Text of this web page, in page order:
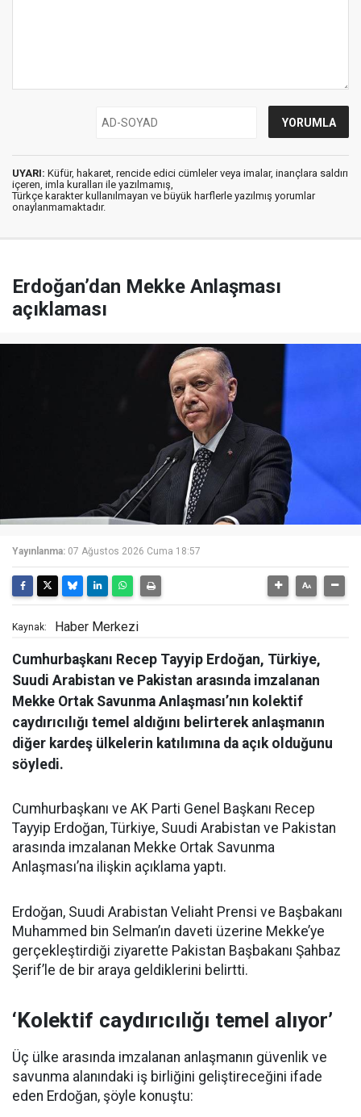
UYARI: Küfür, hakaret, rencide edici cümleler veya imalar, inançlara saldırı
içeren, imla kuralları ile yazılmamış,
Türkçe karakter kullanılmayan ve büyük harflerle yazılmış yorumlar
onaylanmamaktadır.
Erdoğan’dan Mekke Anlaşması
açıklaması
Yayınlanma: 07 Ağustos 2026 Cuma 18:57
Kaynak: Haber Merkezi
Cumhurbaşkanı Recep Tayyip Erdoğan, Türkiye,
Suudi Arabistan ve Pakistan arasında imzalanan
Mekke Ortak Savunma Anlaşması’nın kolektif
caydırıcılığı temel aldığını belirterek anlaşmanın
diğer kardeş ülkelerin katılımına da açık olduğunu
söyledi.
Cumhurbaşkanı ve AK Parti Genel Başkanı Recep
Tayyip Erdoğan, Türkiye, Suudi Arabistan ve Pakistan
arasında imzalanan Mekke Ortak Savunma
Anlaşması’na ilişkin açıklama yaptı.
Erdoğan, Suudi Arabistan Veliaht Prensi ve Başbakanı
Muhammed bin Selman’ın daveti üzerine Mekke’ye
gerçekleştirdiği ziyarette Pakistan Başbakanı Şahbaz
Şerif’le de bir araya geldiklerini belirtti.
‘Kolektif caydırıcılığı temel alıyor’
Üç ülke arasında imzalanan anlaşmanın güvenlik ve
savunma alanındaki iş birliğini geliştireceğini ifade
eden Erdoğan, şöyle konuştu: